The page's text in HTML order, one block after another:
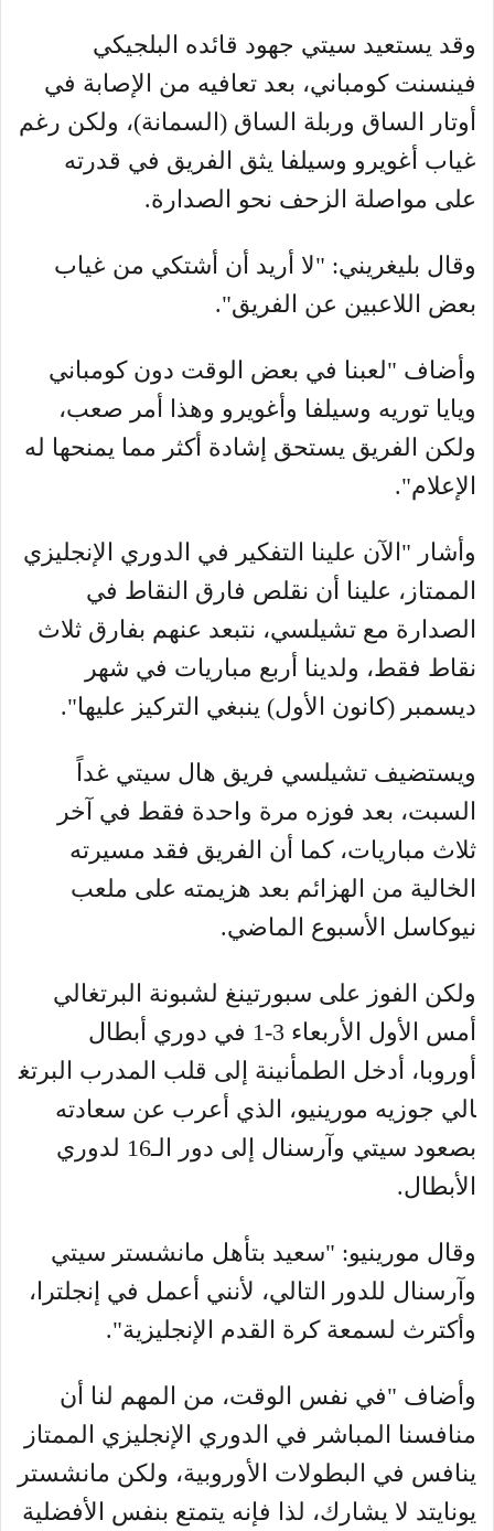
وقد يستعيد سيتي جهود قائده البلجيكي
فينسنت كومباني، بعد تعافيه من الإصابة في
أوتار الساق وربلة الساق (السمانة)، ولكن رغم
غياب أغويرو وسيلفا يثق الفريق في قدرته
على مواصلة الزحف نحو الصدارة.
وقال بليغريني: "لا أريد أن أشتكي من غياب
بعض اللاعبين عن الفريق".
وأضاف "لعبنا في بعض الوقت دون كومباني
ويايا توريه وسيلفا وأغويرو وهذا أمر صعب،
ولكن الفريق يستحق إشادة أكثر مما يمنحها له
الإعلام".
وأشار "الآن علينا التفكير في الدوري الإنجليزي
الممتاز، علينا أن نقلص فارق النقاط في
الصدارة مع تشيلسي، نتبعد عنهم بفارق ثلاث
نقاط فقط، ولدينا أربع مباريات في شهر
ديسمبر (كانون الأول) ينبغي التركيز عليها".
ويستضيف تشيلسي فريق هال سيتي غداً
السبت، بعد فوزه مرة واحدة فقط في آخر
ثلاث مباريات، كما أن الفريق فقد مسيرته
الخالية من الهزائم بعد هزيمته على ملعب
نيوكاسل الأسبوع الماضي.
ولكن الفوز على سبورتينغ لشبونة البرتغالي
أمس الأول الأربعاء 3-1 في دوري أبطال
أوروبا، أدخل الطمأنينة إلى قلب المدرب البرتغ
الي جوزيه مورينيو، الذي أعرب عن سعادته
بصعود سيتي وآرسنال إلى دور الـ16 لدوري
الأبطال.
وقال مورينيو: "سعيد بتأهل مانشستر سيتي
وآرسنال للدور التالي، لأنني أعمل في إنجلترا،
وأكترث لسمعة كرة القدم الإنجليزية".
وأضاف "في نفس الوقت، من المهم لنا أن
منافسنا المباشر في الدوري الإنجليزي الممتاز
ينافس في البطولات الأوروبية، ولكن مانشستر
يونايتد لا يشارك، لذا فإنه يتمتع بنفس الأفضلية